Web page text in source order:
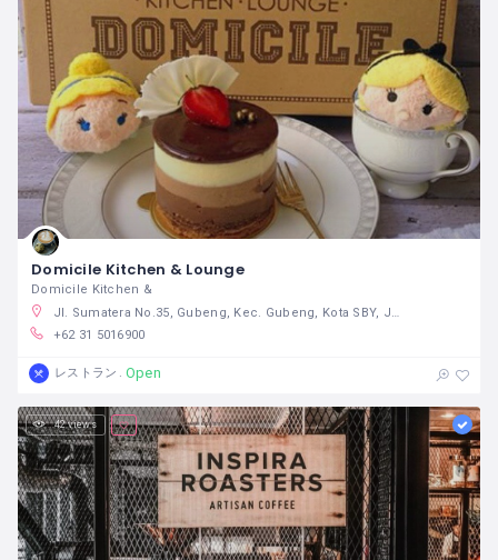
Domicile Kitchen & Lounge
Domicile Kitchen &
Jl. Sumatera No.35, Gubeng, Kec. Gubeng, Kota SBY, Jawa Timur 60281
+62 31 5016900
レストラン Open
42 views